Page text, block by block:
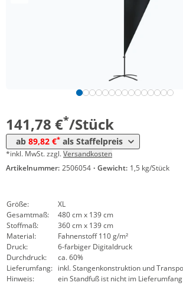
141,78 €*/Stück
ab 89,82 €* als Staffelpreis
97,10 €
*inkl. MwSt. zzgl.Versandkosten
Artikelnummer: 2506054 · Gewicht: 1,5 kg/Stück
Größe:
XL
Gesamtmaß:
480 cm x 139 cm
Stoffmaß:
360 cm x 139 cm
Material:
Fahnenstoff 110 g/m²
Druck:
6-farbiger Digitaldruck
Durchdruck:
ca. 60%
Lieferumfang: inkl. Stangenkonstruktion und
Hinweis:
ein Standfuß ist nicht im